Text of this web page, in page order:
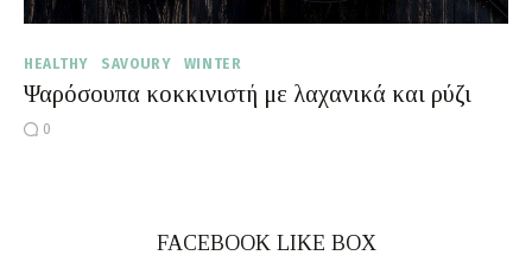
HEALTHY SAVOURY WINTER
Ψαρόσουπα κοκκινιστή με λαχανικά και ρύζι
0
FACEBOOK LIKE BOX